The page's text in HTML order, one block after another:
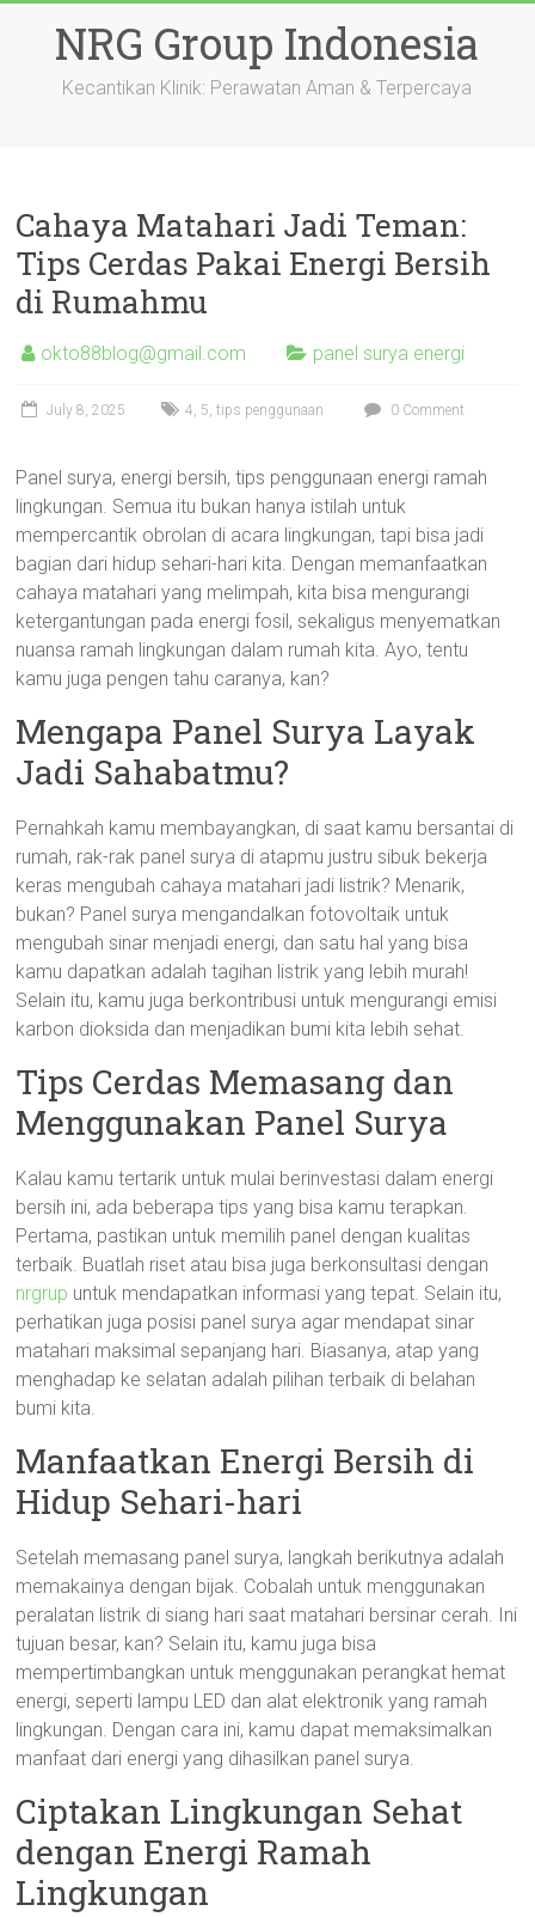
contentNRG Group Indonesia
Kecantikan Klinik: Perawatan Aman & Terpercaya
Cahaya Matahari Jadi Teman:
Tips Cerdas Pakai Energi Bersih
di Rumahmu
okto88blog@gmail.com panel surya energi
July 8, 2025 4, 5,tips penggunaan 0 Comment
Panel surya, energi bersih, tips penggunaan energi ramah
lingkungan. Semua itu bukan hanya istilah untuk
mempercantik obrolan di acara lingkungan, tapi bisa jadi
bagian dari hidup sehari-hari kita. Dengan memanfaatkan
cahaya matahari yang melimpah, kita bisa mengurangi
ketergantungan pada energi fosil, sekaligus menyematkan
nuansa ramah lingkungan dalam rumah kita. Ayo, tentu
kamu juga pengen tahu caranya, kan?
Mengapa Panel Surya Layak
Jadi Sahabatmu?
Pernahkah kamu membayangkan, di saat kamu bersantai di
rumah, rak-rak panel surya di atapmu justru sibuk bekerja
keras mengubah cahaya matahari jadi listrik? Menarik,
bukan? Panel surya mengandalkan fotovoltaik untuk
mengubah sinar menjadi energi, dan satu hal yang bisa
kamu dapatkan adalah tagihan listrik yang lebih murah!
Selain itu, kamu juga berkontribusi untuk mengurangi emisi
karbon dioksida dan menjadikan bumi kita lebih sehat.
Tips Cerdas Memasang dan
Menggunakan Panel Surya
Kalau kamu tertarik untuk mulai berinvestasi dalam energi
bersih ini, ada beberapa tips yang bisa kamu terapkan.
Pertama, pastikan untuk memilih panel dengan kualitas
terbaik. Buatlah riset atau bisa juga berkonsultasi dengan
nrgrup untuk mendapatkan informasi yang tepat. Selain itu,
perhatikan juga posisi panel surya agar mendapat sinar
matahari maksimal sepanjang hari. Biasanya, atap yang
menghadap ke selatan adalah pilihan terbaik di belahan
bumi kita.
Manfaatkan Energi Bersih di
Hidup Sehari-hari
Setelah memasang panel surya, langkah berikutnya adalah
memakainya dengan bijak. Cobalah untuk menggunakan
peralatan listrik di siang hari saat matahari bersinar cerah. Ini
tujuan besar, kan? Selain itu, kamu juga bisa
mempertimbangkan untuk menggunakan perangkat hemat
energi, seperti lampu LED dan alat elektronik yang ramah
lingkungan. Dengan cara ini, kamu dapat memaksimalkan
manfaat dari energi yang dihasilkan panel surya.
Ciptakan Lingkungan Sehat
dengan Energi Ramah
Lingkungan